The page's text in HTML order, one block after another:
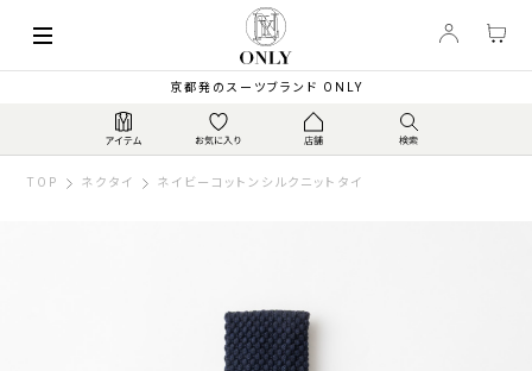
京都発のスーツブランド ONLY
TOP ネクタイ ネイビーコットンシルクニットタイ